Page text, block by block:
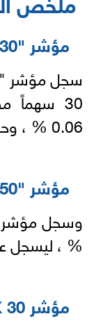
مؤشر "EGX 30"
30 سهماً
0.06 % ، وحقق المؤشر 9939 نقطة .
مؤشر "EGX 50"
% ، ليسجل عند
مؤشر EGX 30 ” محدد الأوزان"